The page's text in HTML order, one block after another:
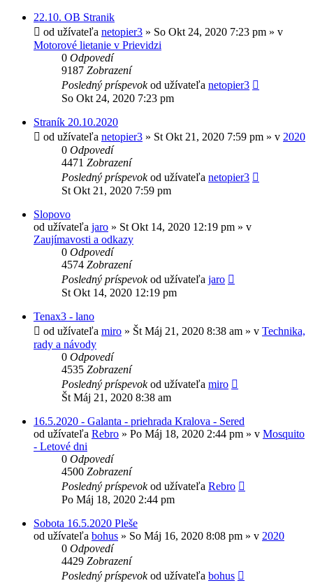
22.10. OB Stranik
od užívateľa netopier3 » So Okt 24, 2020 7:23 pm » v
Motorové lietanie v Prievidzi
0 Odpovedí
9187 Zobrazení
Posledný príspevokod užívateľa netopier3
So Okt 24, 2020 7:23 pm
Straník 20.10.2020
od užívateľa netopier3 » St Okt 21, 2020 7:59 pm » v 2020
0 Odpovedí
4471 Zobrazení
Posledný príspevokod užívateľa netopier3
St Okt 21, 2020 7:59 pm
Slopovo
od užívateľa jaro » St Okt 14, 2020 12:19 pm » v
Zaujímavosti a odkazy
0 Odpovedí
4574 Zobrazení
Posledný príspevokod užívateľa jaro
St Okt 14, 2020 12:19 pm
Tenax3 - lano
od užívateľa miro » Št Máj 21, 2020 8:38 am » v Technika,
rady a návody
0 Odpovedí
4535 Zobrazení
Posledný príspevokod užívateľa miro
Št Máj 21, 2020 8:38 am
16.5.2020 - Galanta - priehrada Kralova - Sered
od užívateľa Rebro » Po Máj 18, 2020 2:44 pm » v Mosquito
- Letové dni
0 Odpovedí
4500 Zobrazení
Posledný príspevokod užívateľa Rebro
Po Máj 18, 2020 2:44 pm
Sobota 16.5.2020 Pleše
od užívateľa bohus » So Máj 16, 2020 8:08 pm » v 2020
0 Odpovedí
4429 Zobrazení
Posledný príspevokod užívateľa bohus